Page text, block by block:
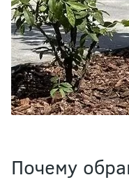
Почему